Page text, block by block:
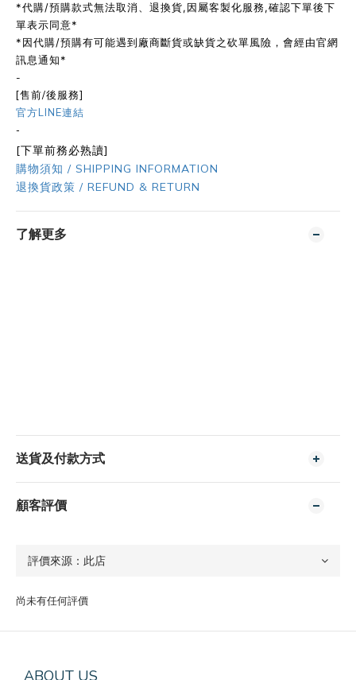
*代購/預購款式無法取消、退換貨,因屬客製化服務,確認下單後下
單表示同意*
*因代購/預購有可能遇到廠商斷貨或缺貨之砍單風險，會經由官網
訊息通知*
-
[售前/後服務]
官方LINE連結
-
[下單前務必熟讀]
購物須知 / SHIPPING INFORMATION
退換貨政策 / REFUND & RETURN
了解更多
送貨及付款方式
顧客評價
尚未有任何評價
ABOUT US